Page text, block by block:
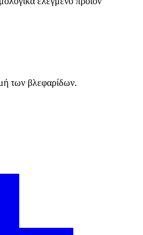
των βλεφαρίδων.